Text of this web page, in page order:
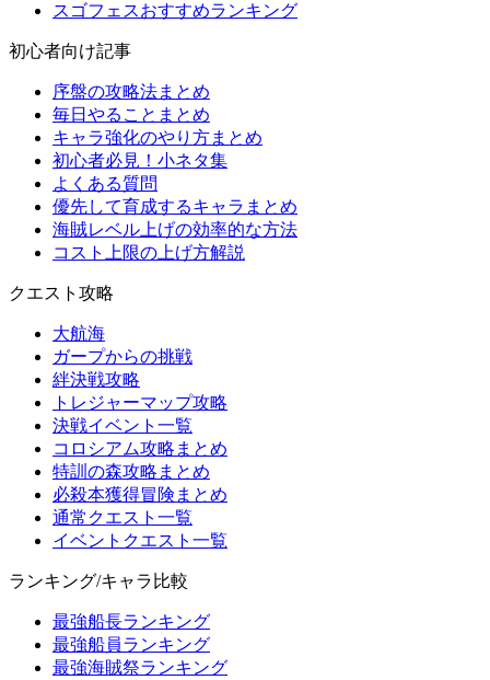
スゴフェスおすすめランキング
初心者向け記事
序盤の攻略法まとめ
毎日やることまとめ
キャラ強化のやり方まとめ
初心者必見！小ネタ集
よくある質問
優先して育成するキャラまとめ
海賊レベル上げの効率的な方法
コスト上限の上げ方解説
クエスト攻略
大航海
ガープからの挑戦
絆決戦攻略
トレジャーマップ攻略
決戦イベント一覧
コロシアム攻略まとめ
特訓の森攻略まとめ
必殺本獲得冒険まとめ
通常クエスト一覧
イベントクエスト一覧
ランキング/キャラ比較
最強船長ランキング
最強船員ランキング
最強海賊祭ランキング